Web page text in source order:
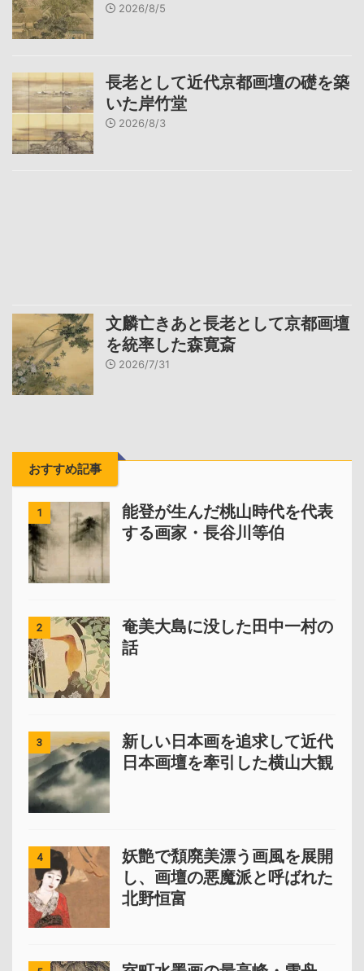
2026/8/5
長老として近代京都画壇の礎を築
いた岸竹堂
2026/8/3
文麟亡きあと長老として京都画壇
を統率した森寛斎
2026/7/31
おすすめ記事
1
能登が生んだ桃山時代を代表
する画家・長谷川等伯
2
奄美大島に没した田中一村の
話
3
新しい日本画を追求して近代
日本画壇を牽引した横山大観
4
妖艶で頽廃美漂う画風を展開
し、画壇の悪魔派と呼ばれた
北野恒富